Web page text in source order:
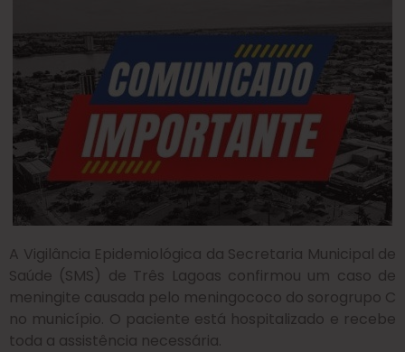
A Vigilância Epidemiológica da Secretaria Municipal de
Saúde (SMS) de Três Lagoas confirmou um caso de
meningite causada pelo meningococo do sorogrupo C
no município. O paciente está hospitalizado e recebe
toda a assistência necessária.